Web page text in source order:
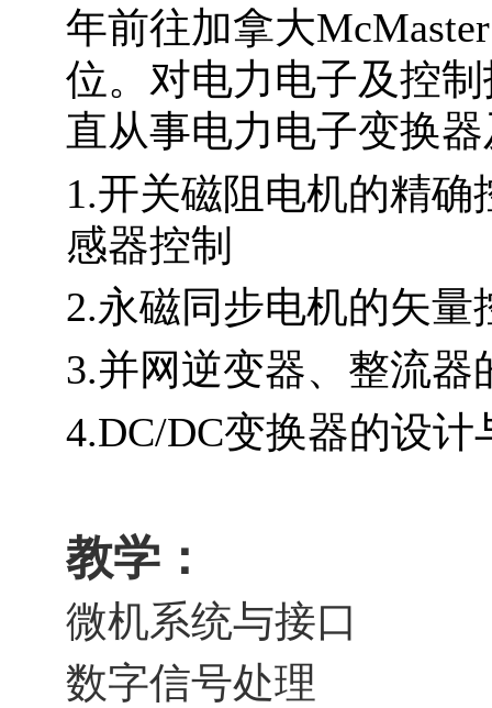
年前往加拿大
位。对电力电子及控
直从事电力电子变换
1.开关磁阻电机的精确
感器控制
2.永磁同步电机的矢
3.并网逆变器、整流器
4.DC/DC变换器的设计
教学：
微机系统与接口
数字信号处理